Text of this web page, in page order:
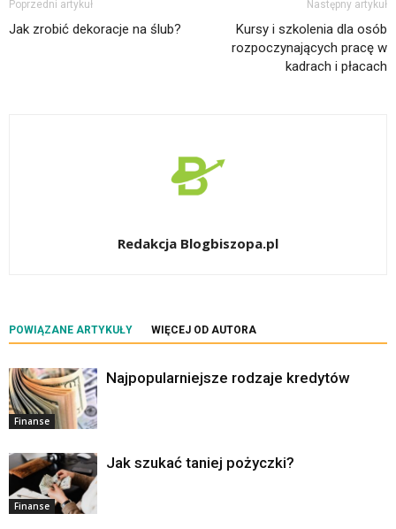
Poprzedni artykuł
Jak zrobić dekoracje na ślub?
Następny artykuł
Kursy i szkolenia dla osób
rozpoczynających pracę w
kadrach i płacach
Redakcja Blogbiszopa.pl
POWIĄZANE ARTYKUŁY WIĘCEJ OD AUTORA
Finanse
Najpopularniejsze rodzaje kredytów
Finanse
Jak szukać taniej pożyczki?